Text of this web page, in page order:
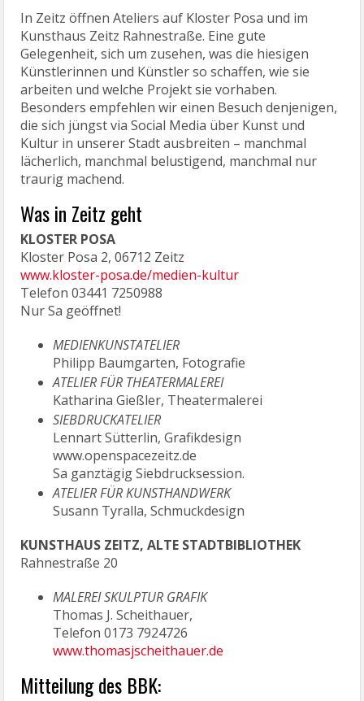
In Zeitz öffnen Ateliers auf Kloster Posa und im
Kunsthaus Zeitz Rahnestraße. Eine gute
Gelegenheit, sich um zusehen, was die hiesigen
Künstlerinnen und Künstler so schaffen, wie sie
arbeiten und welche Projekt sie vorhaben.
Besonders empfehlen wir einen Besuch denjenigen,
die sich jüngst via Social Media über Kunst und
Kultur in unserer Stadt ausbreiten – manchmal
lächerlich, manchmal belustigend, manchmal nur
traurig machend.
Was in Zeitz geht
KLOSTER POSA
Kloster Posa 2, 06712 Zeitz
www.kloster-posa.de/medien-kultur
Telefon 03441 7250988
Nur Sa geöffnet!
MEDIENKUNSTATELIER
Philipp Baumgarten, Fotografie
ATELIER FÜR THEATERMALEREI
Katharina Gießler, Theatermalerei
SIEBDRUCKATELIER
Lennart Sütterlin, Grafikdesign
www.openspacezeitz.de
Sa ganztägig Siebdrucksession.
ATELIER FÜR KUNSTHANDWERK
Susann Tyralla, Schmuckdesign
KUNSTHAUS ZEITZ, ALTE STADTBIBLIOTHEK
Rahnestraße 20
MALEREI SKULPTUR GRAFIK
Thomas J. Scheithauer,
Telefon 0173 7924726
www.thomasjscheithauer.de
Mitteilung des BBK: